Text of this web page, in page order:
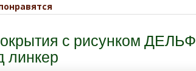
покрытия с рисунком
линкер